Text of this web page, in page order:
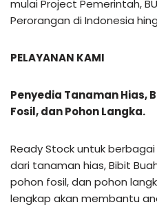
mulai Project Pemerintah,
Perorangan di Indonesia
PELAYANAN KAMI
Penyedia Tanaman Hias,
Fosil, dan Pohon Langka.
Ready Stock untuk
dari tanaman hias, Bibit
pohon fosil, dan pohon
lengkap akan membantu